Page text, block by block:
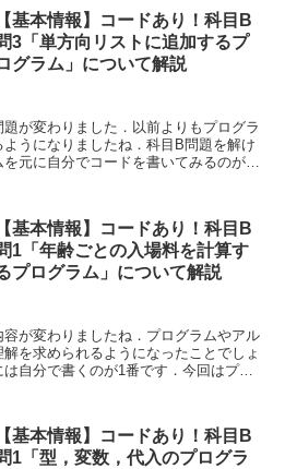
【基本情報】コードあり！科目B
3「単方向リストに追加するプ
グラム」について解説
が変わりました．以前よりもプログラ
うになりましたね．科目B問題を解け
元に自分でコードを書いてみるのが1
【基本情報】コードあり！科目B
1「年齢ごとの入場料を計算す
プログラム」について解説
が変わりましたね．プログラムやアル
を求められるようになったことでしょ
自分で書くのが1番です．今回はプロ
【基本情報】コードあり！科目B
1「型，変数，代入のプログラ